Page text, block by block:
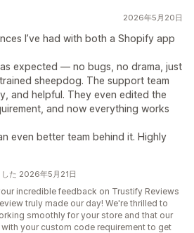
2026年5月20日
I’ve had with both a Shopify app
expected — no bugs, no drama, just
sheepdog. The support team
and helpful. They even edited the
and now everything works
even better team behind it. Highly
た 2026年5月21日
incredible feedback on Trustify Reviews
truly made our day! We're thrilled to
smoothly for your store and that our
your custom code requirement to get